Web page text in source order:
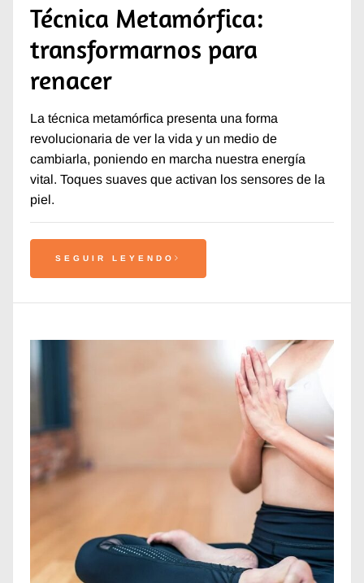
Técnica Metamórfica:
transformarnos para
renacer
La técnica metamórfica presenta una forma
revolucionaria de ver la vida y un medio de
cambiarla, poniendo en marcha nuestra energía
vital. Toques suaves que activan los sensores de la
piel.
SEGUIR LEYENDO